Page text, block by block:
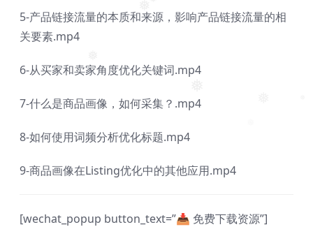
❅
❅ ❅
❅
5-产品链接流量的本质和来源，影响产品链接流量的相
关要素.mp4
6-从买家和卖家角度优化关键词.mp4
7-什么是商品画像，如何采集？.mp4
8-如何使用词频分析优化标题.mp4
9-商品画像在Listing优化中的其他应用.mp4
[wechat_popup button_text=”📥 免费下载资源”]